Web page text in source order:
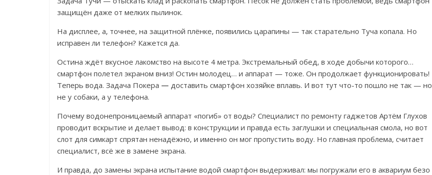
защищён даже от мелких пылинок.
На дисплее, а, точнее, на защитной плёнке, появились царапины — так старательно Туча копала. Но
исправен ли телефон? Кажется да.
Остина ждёт вкусное лакомство на высоте 4 метра. Экстремальный обед, в ходе добычи которого…
смартфон полетел экраном вниз! Остин молодец… и аппарат — тоже. Он продолжает функционировать!
Теперь вода. Задача Покера — доставить смартфон хозяйке вплавь. И вот тут что-то пошло не так — но
не у собаки, а у телефона.
Почему водонепроницаемый аппарат «погиб» от воды? Специалист по ремонту гаджетов Артём Глухов
проводит вскрытие и делает вывод: в конструкции и правда есть заглушки и специальная смола, но вот
слот для симкарт спрятан ненадёжно, и именно он мог пропустить воду. Но главная проблема, считает
специалист, всё же в замене экрана.
И правда, до замены экрана испытание водой смартфон выдерживал: мы погружали его в аквариум безо